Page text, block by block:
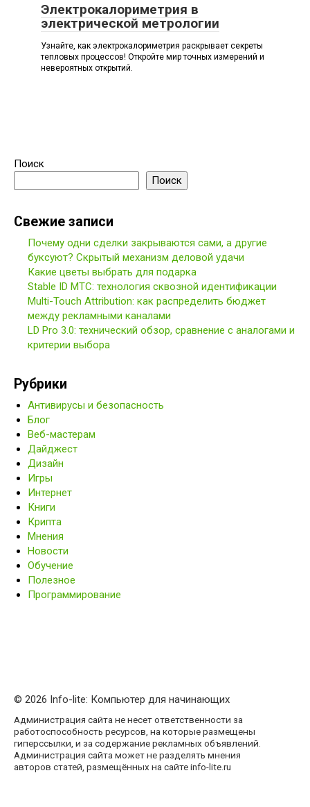
Электрокалориметрия в
электрической метрологии
Узнайте, как электрокалориметрия раскрывает секреты
тепловых процессов! Откройте мир точных измерений и
невероятных открытий.
Поиск
Поиск
Свежие записи
Почему одни сделки закрываются сами, а другие
буксуют? Скрытый механизм деловой удачи
Какие цветы выбрать для подарка
Stable ID МТС: технология сквозной идентификации
Multi-Touch Attribution: как распределить бюджет
между рекламными каналами
LD Pro 3.0: технический обзор, сравнение с аналогами и
критерии выбора
Рубрики
Антивирусы и безопасность
Блог
Веб-мастерам
Дайджест
Дизайн
Игры
Интернет
Книги
Крипта
Мнения
Новости
Обучение
Полезное
Программирование
© 2026 Info-lite: Компьютер для начинающих
Администрация сайта не несет ответственности за
работоспособность ресурсов, на которые размещены
гиперссылки, и за содержание рекламных объявлений.
Администрация сайта может не разделять мнения
авторов статей, размещённых на сайте info-lite.ru